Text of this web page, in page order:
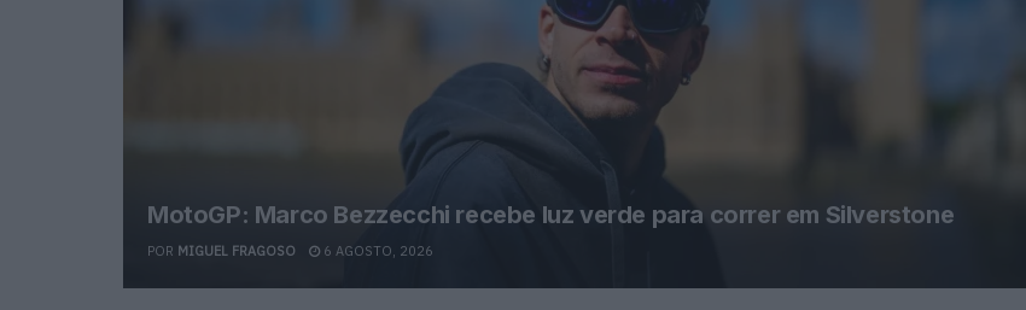
MotoGP: Marco Bezzecchi recebe luz verde para correr em Silverstone
POR MIGUEL FRAGOSO 6 AGOSTO, 2026